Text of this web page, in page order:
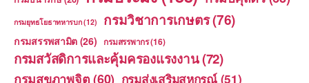
กรมยุทธโยธาทหารบก(12) กรมวิชาการเกษตร(76)
กรมสรรพสามิต (26) กรมสรรพากร(16)
กรมสวัสดิการและคุ้มครองแรงงาน(72)
กรมสุขภาพจิต(60) กรมส่งเสริมสหกรณ์(51)